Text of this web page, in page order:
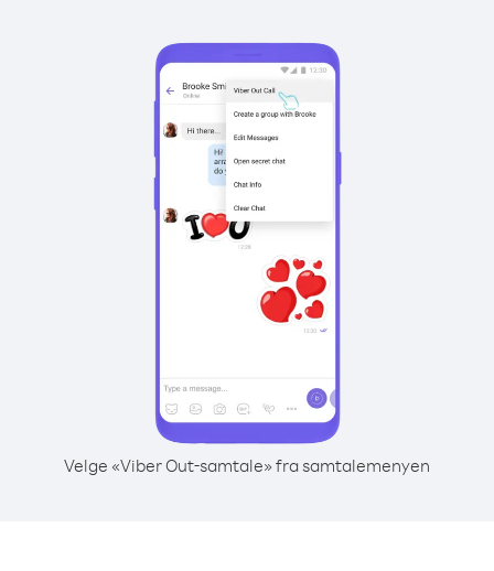
Velge «Viber Out-samtale» fra samtalemenyen